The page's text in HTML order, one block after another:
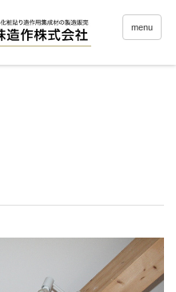
menu